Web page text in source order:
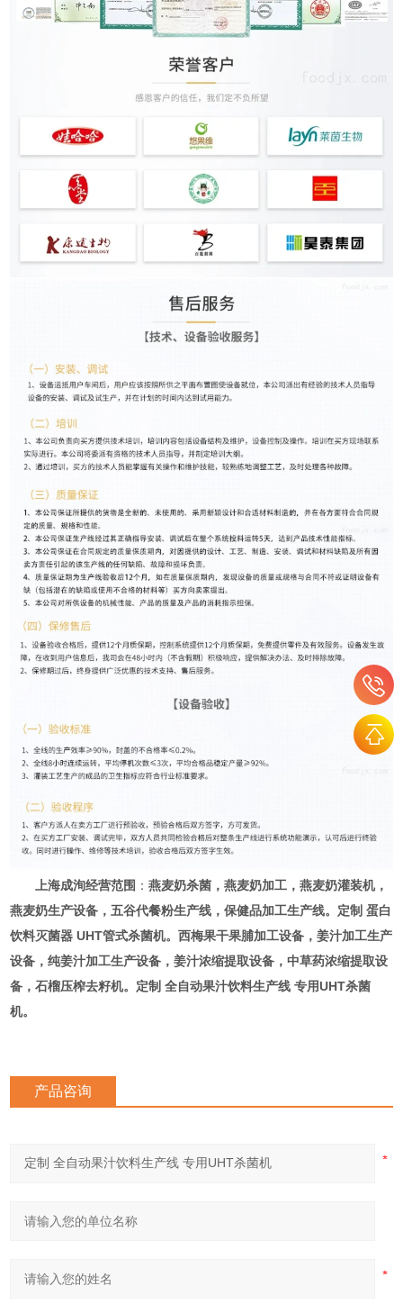
上海成洵经营范围 ：燕麦奶杀菌，燕麦奶加工，燕麦奶灌装机，
燕麦奶生产设备，五谷代餐粉生产线，保健品加工生产线。 定制 蛋白
饮料灭菌器 UHT管式杀菌机。西梅果干果脯加工设备，姜汁加工生产
设备，纯姜汁加工生产设备，姜汁浓缩提取设备，中草药浓缩提取设
备，石榴压榨去籽机。定制 全自动果汁饮料生产线 专用UHT杀菌
机。
产品咨询